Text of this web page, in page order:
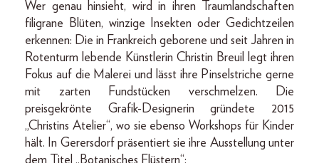
Wer genau hinsieht, wird in ihren Traumlandschaften
filigrane Blüten, winzige Insekten oder Gedichtzeilen
erkennen: Die in Frankreich geborene und seit Jahren in
Rotenturm lebende Künstlerin Christin Breuil legt ihren
Fokus auf die Malerei und lässt ihre Pinselstriche gerne
mit zarten Fundstücken verschmelzen. Die
preisgekrönte Grafik-Designerin gründete 2015
„Christins Atelier“, wo sie ebenso Workshops für Kinder
hält. In Gerersdorf präsentiert sie ihre Ausstellung unter
dem Titel „Botanisches Flüstern“: